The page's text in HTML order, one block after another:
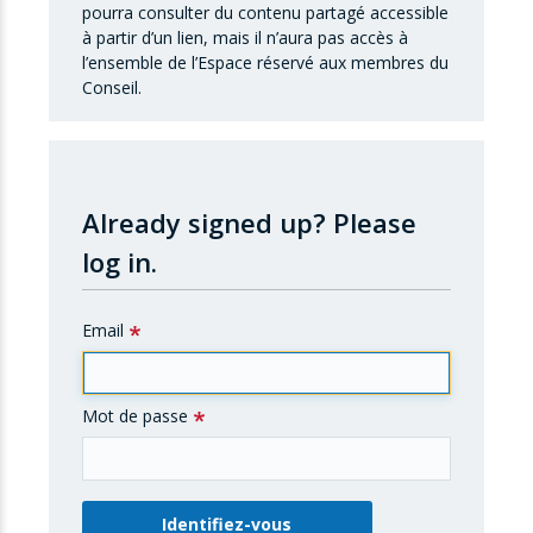
pourra consulter du contenu partagé accessible
à partir d’un lien, mais il n’aura pas accès à
l’ensemble de l’Espace réservé aux membres du
Conseil.
Already signed up? Please
log in.
Email
Mot de passe